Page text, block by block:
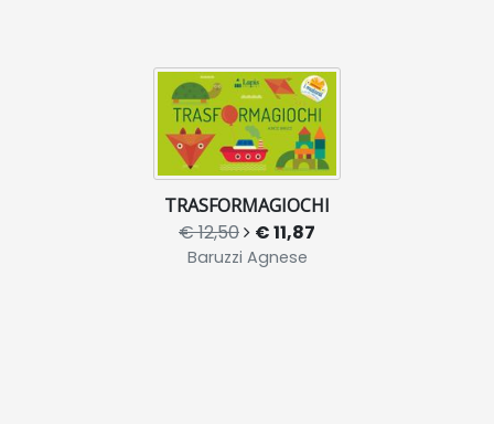
TRASFORMAGIOCHI
€ 12,50 € 11,87
Baruzzi Agnese